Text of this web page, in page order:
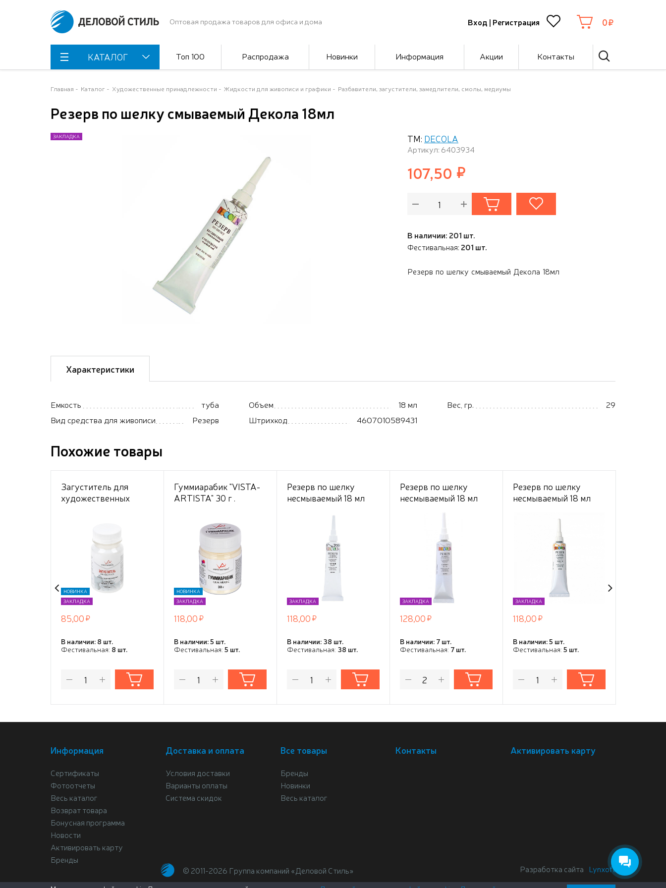
Оптовая продажа товаров для офиса и дома Вход | Регистрация 0
КАТАЛОГ Топ 100 Распродажа Новинки Информация Акции Контакты
Главная Каталог Художественные принадлежности Жидкости для живописи и графики Разбавители, загустители, замедлители, смолы, медиумы
Резерв по шелку смываемый Декола 18мл
ЗАКЛАДКА
ЗАКЛАДКА ТМ: DECOLA
Артикул: 6403934
107,50
В наличии: 201 шт.
Фестивальная: 201 шт.
Резерв по шелку смываемый Декола 18мл
Характеристики
Емкость
туба
Вид средства для живописи
Резерв
Объем
18 мл
Штрихкод
4607010589431
Вес, гр. 29
Похожие товары
Загуститель для
художественных
НОВИНКА
ЗАКЛАДКА
85,00
В наличии: 8 шт.
Фестивальная: 8 шт.
Гуммиарабик "VISTA-
ARTISTA" 30 г .
НОВИНКА
ЗАКЛАДКА
118,00
В наличии: 5 шт.
Фестивальная: 5 шт.
Резерв по шелку
несмываемый 18 мл
ЗАКЛАДКА
118,00
В наличии: 38 шт.
Фестивальная: 38 шт.
Резерв по шелку
несмываемый 18 мл
ЗАКЛАДКА
128,00
В наличии: 7 шт.
Фестивальная: 7 шт.
Резерв по шелку
несмываемый 18 мл
ЗАКЛАДКА
118,00
В наличии: 5 шт.
Фестивальная: 5 шт.
Информация
Сертификаты
Фотоотчеты
Весь каталог
Возврат товара
Бонусная программа
Новости
Активировать карту
Бренды
Доставка и оплата
Условия доставки
Варианты оплаты
Система скидок
Все товары
Бренды
Новинки
Весь каталог
Контакты Активировать карту
Разработка сайта Lynxoft
© 2011-2026 Группа компаний «Деловой Стиль»